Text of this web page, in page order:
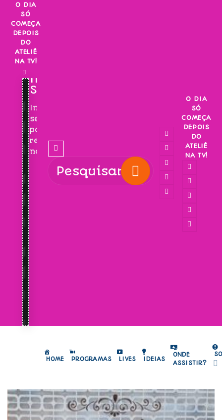
Skip
content
O DIA
SÓ
COMEÇA
DEPOIS
DO
ATELIÊ
NA TV!
INSCREVA-
SE!
Inscreva-
se
para
receber
novidades!
O DIA
SÓ
COMEÇA
DEPOIS
DO
ATELIÊ
NA TV!
HOME PROGRAMAS LIVES IDEIAS
ONDE
ASSISTIR?